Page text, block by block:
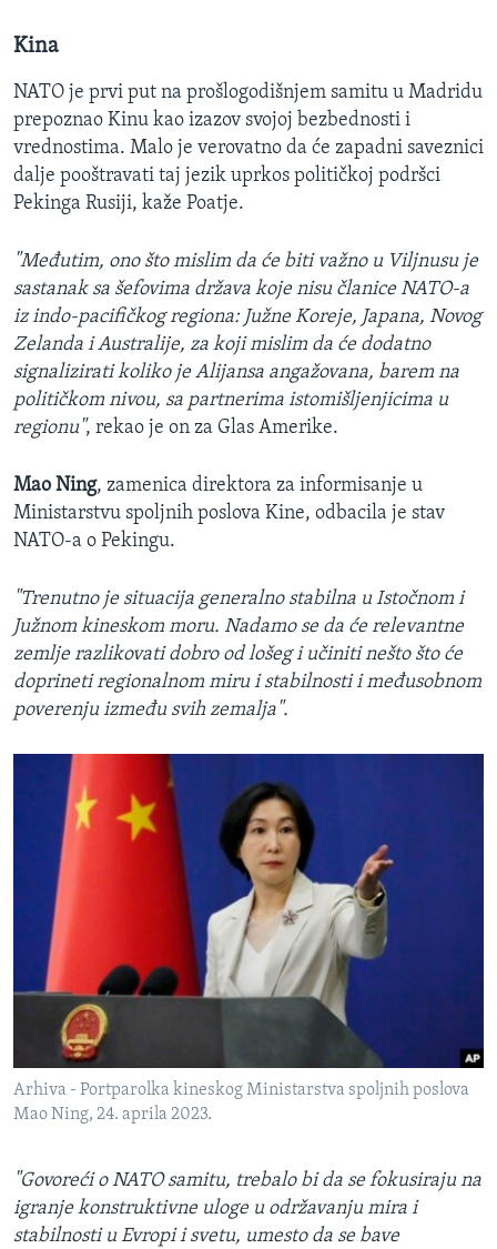
Kina
NATO je prvi put na prošlogodišnjem samitu u Madridu
prepoznao Kinu kao izazov svojoj bezbednosti i
vrednostima. Malo je verovatno da će zapadni saveznici
dalje pooštravati taj jezik uprkos političkoj podršci
Pekinga Rusiji, kaže Poatje.
"Međutim, ono što mislim da će biti važno u Viljnusu je
sastanak sa šefovima država koje nisu članice NATO-a
iz indo-pacifičkog regiona: Južne Koreje, Japana, Novog
Zelanda i Australije, za koji mislim da će dodatno
signalizirati koliko je Alijansa angažovana, barem na
političkom nivou, sa partnerima istomišljenjicima u
regionu", rekao je on za Glas Amerike.
Mao Ning, zamenica direktora za informisanje u
Ministarstvu spoljnih poslova Kine, odbacila je stav
NATO-a o Pekingu.
"Trenutno je situacija generalno stabilna u Istočnom i
Južnom kineskom moru. Nadamo se da će relevantne
zemlje razlikovati dobro od lošeg i učiniti nešto što će
doprineti regionalnom miru i stabilnosti i međusobnom
poverenju između svih zemalja".
Arhiva - Portparolka kineskog Ministarstva spoljnih poslova
Mao Ning, 24. aprila 2023.
"Govoreći o NATO samitu, trebalo bi da se fokusiraju na
igranje konstruktivne uloge u održavanju mira i
stabilnosti u Evropi i svetu, umesto da se bave